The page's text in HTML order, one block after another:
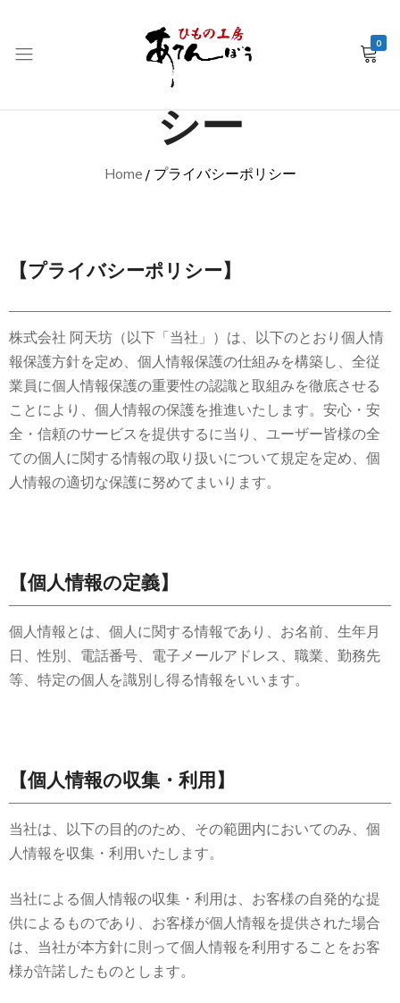
干
ひ
工
房
あ
て
ん
ぼ
う
0
プライバシーポリ
シー
Home プライバシーポリシー
【プライバシーポリシー】
株式会社 阿天坊（以下「当社」）は、以下のとおり個人情
報保護方針を定め、個人情報保護の仕組みを構築し、全従
業員に個人情報保護の重要性の認識と取組みを徹底させる
ことにより、個人情報の保護を推進いたします。安心・安
全・信頼のサービスを提供するに当り、ユーザー皆様の全
ての個人に関する情報の取り扱いについて規定を定め、個
人情報の適切な保護に努めてまいります。
【個人情報の定義】
個人情報とは、個人に関する情報であり、お名前、生年月
日、性別、電話番号、電子メールアドレス、職業、勤務先
等、特定の個人を識別し得る情報をいいます。
【個人情報の収集・利用】
当社は、以下の目的のため、その範囲内においてのみ、個
人情報を収集・利用いたします。
当社による個人情報の収集・利用は、お客様の自発的な提
供によるものであり、お客様が個人情報を提供された場合
は、当社が本方針に則って個人情報を利用することをお客
様が許諾したものとします。